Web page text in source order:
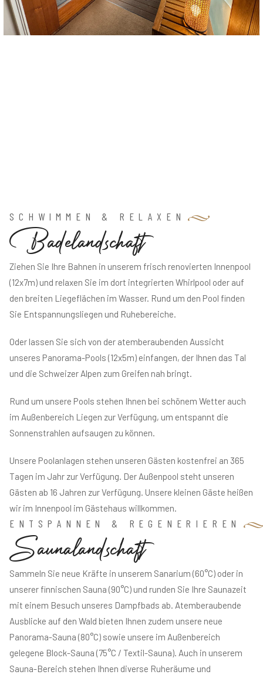
SCHWIMMEN & RELAXEN
Badelandschaft
Ziehen Sie Ihre Bahnen in unserem frisch renovierten Innenpool
(12x7m) und relaxen Sie im dort integrierten Whirlpool oder auf
den breiten Liegeflächen im Wasser. Rund um den Pool finden
Sie Entspannungsliegen und Ruhebereiche.
Oder lassen Sie sich von der atemberaubenden Aussicht
unseres Panorama-Pools (12x5m) einfangen, der Ihnen das Tal
und die Schweizer Alpen zum Greifen nah bringt.
Rund um unsere Pools stehen Ihnen bei schönem Wetter auch
im Außenbereich Liegen zur Verfügung, um entspannt die
Sonnenstrahlen aufsaugen zu können.
Unsere Poolanlagen stehen unseren Gästen kostenfrei an 365
Tagen im Jahr zur Verfügung. Der Außenpool steht unseren
Gästen ab 16 Jahren zur Verfügung. Unsere kleinen Gäste heißen
wir im Innenpool im Gästehaus willkommen.
ENTSPANNEN & REGENERIEREN
Saunalandschaft
Sammeln Sie neue Kräfte in unserem Sanarium (60°C) oder in
unserer finnischen Sauna (90°C) und runden Sie Ihre Saunazeit
mit einem Besuch unseres Dampfbads ab. Atemberaubende
Ausblicke auf den Wald bieten Ihnen zudem unsere neue
Panorama-Sauna (80°C) sowie unsere im Außenbereich
gelegene Block-Sauna (75°C / Textil-Sauna). Auch in unserem
Sauna-Bereich stehen Ihnen diverse Ruheräume und